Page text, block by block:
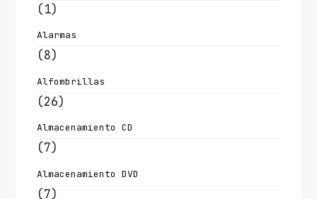
(1)
Alarmas
(8)
Alfombrillas
(26)
Almacenamiento CD
(7)
Almacenamiento DVD
(7)